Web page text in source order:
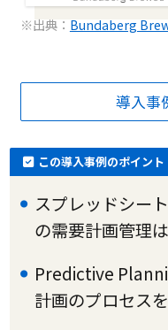
※出典： Bundaberg
導入事
この導入事例のポイント
スプレッドシー
の需要計画管理
Predictive
計画のプロセス